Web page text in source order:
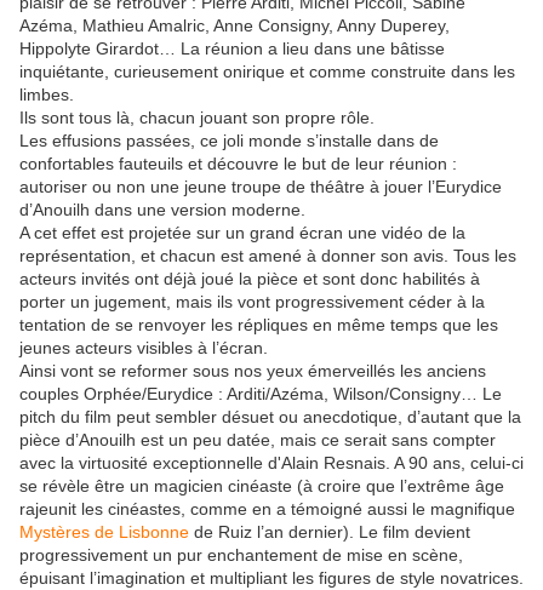
Azéma, Mathieu Amalric, Anne Consigny, Anny Duperey,
Hippolyte Girardot… La réunion a lieu dans une bâtisse
inquiétante, curieusement onirique et comme construite dans les
limbes.
Ils sont tous là, chacun jouant son propre rôle.
Les effusions passées, ce joli monde s’installe dans de
confortables fauteuils et découvre le but de leur réunion :
autoriser ou non une jeune troupe de théâtre à jouer l’Eurydice
d’Anouilh dans une version moderne.
A cet effet est projetée sur un grand écran une vidéo de la
représentation, et chacun est amené à donner son avis. Tous les
acteurs invités ont déjà joué la pièce et sont donc habilités à
porter un jugement, mais ils vont progressivement céder à la
tentation de se renvoyer les répliques en même temps que les
jeunes acteurs visibles à l’écran.
Ainsi vont se reformer sous nos yeux émerveillés les anciens
couples Orphée/Eurydice : Arditi/Azéma, Wilson/Consigny… Le
pitch du film peut sembler désuet ou anecdotique, d’autant que la
pièce d’Anouilh est un peu datée, mais ce serait sans compter
avec la virtuosité exceptionnelle d'Alain Resnais. A 90 ans, celui-ci
se révèle être un magicien cinéaste (à croire que l’extrême âge
rajeunit les cinéastes, comme en a témoigné aussi le magnifique
Mystères de Lisbonne de Ruiz l’an dernier). Le film devient
progressivement un pur enchantement de mise en scène,
épuisant l’imagination et multipliant les figures de style novatrices.